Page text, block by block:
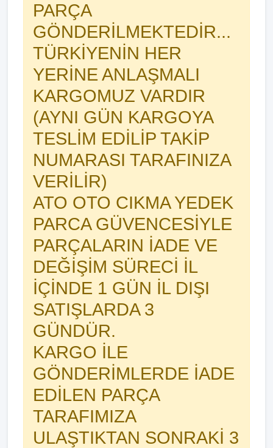
PARÇA
GÖNDERİLMEKTEDİR...
TÜRKİYENİN HER
YERİNE ANLAŞMALI
KARGOMUZ VARDIR
(AYNI GÜN KARGOYA
TESLİM EDİLİP TAKİP
NUMARASI TARAFINIZA
VERİLİR)
ATO OTO CIKMA YEDEK
PARCA GÜVENCESİYLE
PARÇALARIN İADE VE
DEĞİŞİM SÜRECİ İL
İÇİNDE 1 GÜN İL DIŞI
SATIŞLARDA 3
GÜNDÜR.
KARGO İLE
GÖNDERİMLERDE İADE
EDİLEN PARÇA
TARAFIMIZA
ULAŞTIKTAN SONRAKİ 3